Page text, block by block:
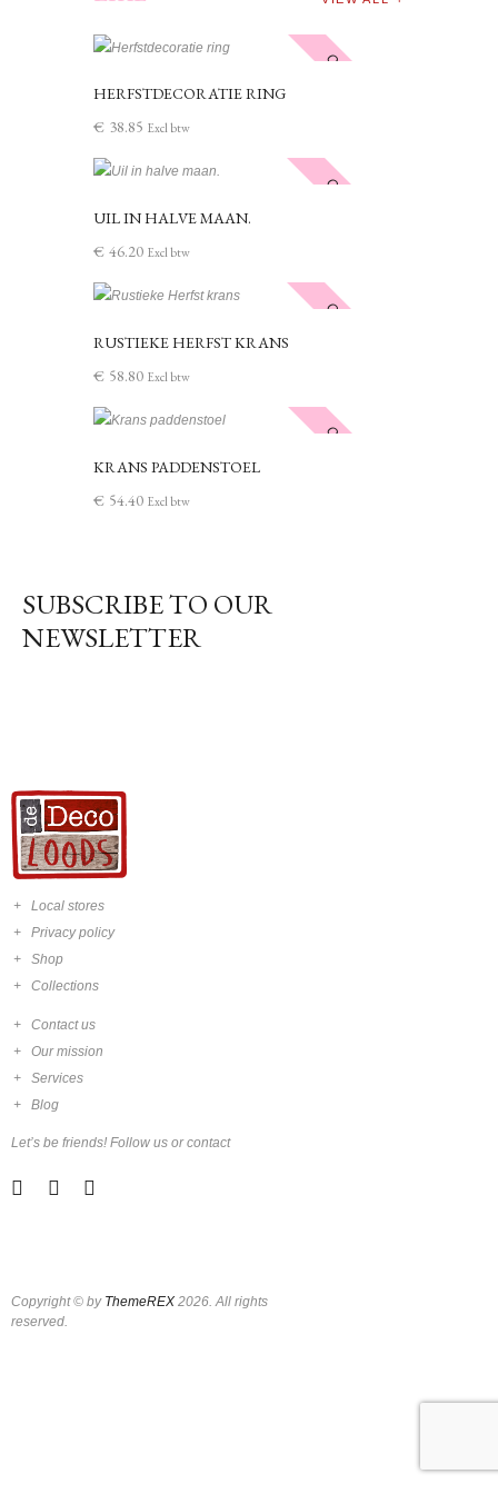
Out of stock
HERFSTDECORATIE RING
€ 38.85 Excl btw
UIL IN HALVE MAAN.
€ 46.20 Excl btw
RUSTIEKE HERFST KRANS
€ 58.80 Excl btw
Out of stock
KRANS PADDENSTOEL
€ 54.40 Excl btw
SUBSCRIBE TO OUR
NEWSLETTER
Local stores
Privacy policy
Shop
Collections
Contact us
Our mission
Services
Blog
Let’s be friends! Follow us or contact
Copyright © by ThemeREX 2026. All rights
reserved.